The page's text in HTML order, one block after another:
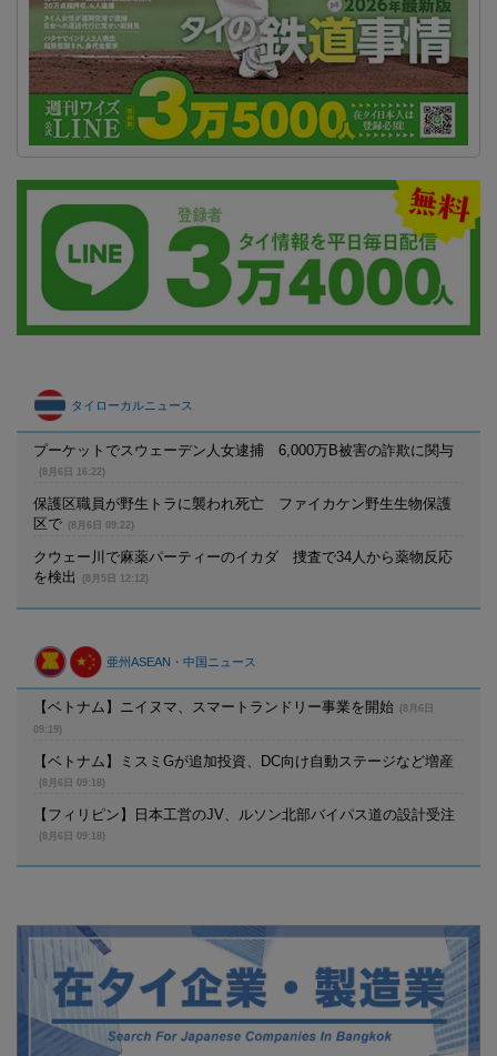
タイローカルニュース
プーケットでスウェーデン人女逮捕 6,000万B被害の詐欺に関与
(8月6日 16:22)
保護区職員が野生トラに襲われ死亡 ファイカケン野生生物保護
区で
(8月6日 09:22)
クウェー川で麻薬パーティーのイカダ 捜査で34人から薬物反応
を検出
(8月5日 12:12)
亜州ASEAN・中国ニュース
【ベトナム】ニイヌマ、スマートランドリー事業を開始
(8月6日
09:19)
【ベトナム】ミスミGが追加投資、DC向け自動ステージなど増産
(8月6日 09:18)
【フィリピン】日本工営のJV、ルソン北部バイパス道の設計受注
(8月6日 09:18)